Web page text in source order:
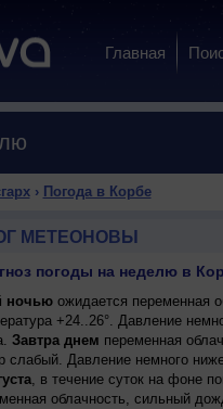
Главная
› Погода в Корбе
МЕТЕОНОВЫ
погоды на неделю в
ночьюожидается переменная
+24..26°. Давление
Завтра днем переменная
слабый. Давление немного
, в течение суток на фоне
облачность, сильный